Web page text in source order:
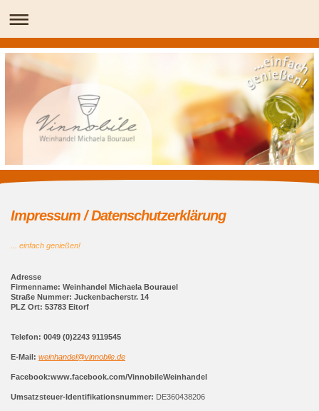
Impressum / Datenschutzerklärung
... einfach genießen!
Adresse
Firmenname: Weinhandel Michaela Bourauel
Straße Nummer: Juckenbacherstr. 14
PLZ Ort: 53783 Eitorf
Telefon: 0049 (0)2243 9119545
E-Mail: weinhandel@vinnobile.de
Facebook:www.facebook.com/VinnobileWeinhandel
Umsatzsteuer-Identifikationsnummer: DE360438206